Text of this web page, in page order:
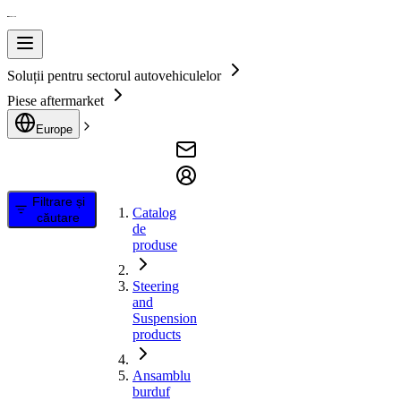
Soluții pentru sectorul autovehiculelor
Piese aftermarket
Europe
Filtrare și
căutare
Catalog
de
produse
Steering
and
Suspension
products
Ansamblu
burduf